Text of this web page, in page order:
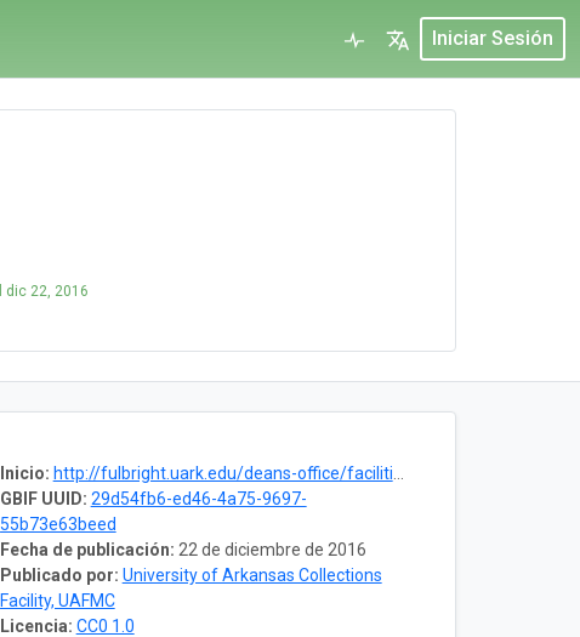
Iniciar Sesión
dic 22, 2016
Inicio: http://fulbright.uark.edu/deans-office/facilities/university-collections-facility/museum-collections.php
GBIF UUID: 29d54fb6-ed46-4a75-9697-
55b73e63beed
Fecha de publicación: 22 de diciembre de 2016
Publicado por: University of Arkansas Collections
Facility, UAFMC
Licencia: CC0 1.0